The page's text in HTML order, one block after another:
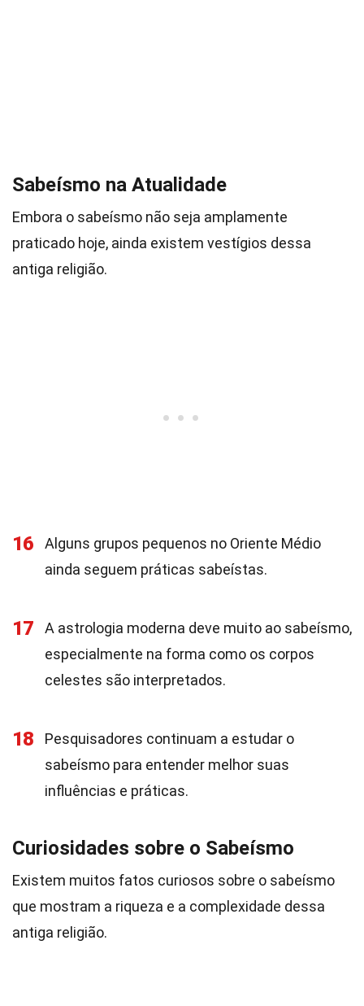
Sabeísmo na Atualidade
Embora o sabeísmo não seja amplamente
praticado hoje, ainda existem vestígios dessa
antiga religião.
16
Alguns grupos pequenos no Oriente Médio
ainda seguem práticas sabeístas.
17
A astrologia moderna deve muito ao sabeísmo,
especialmente na forma como os corpos
celestes são interpretados.
18
Pesquisadores continuam a estudar o
sabeísmo para entender melhor suas
influências e práticas.
Curiosidades sobre o Sabeísmo
Existem muitos fatos curiosos sobre o sabeísmo
que mostram a riqueza e a complexidade dessa
antiga religião.